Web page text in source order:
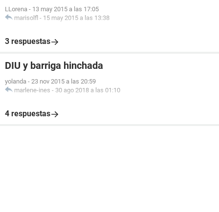
LLorena - 13 may 2015 a las 17:05
marisolfl - 15 may 2015 a las 13:38
3 respuestas
DIU y barriga hinchada
yolanda - 23 nov 2015 a las 20:59
marlene-ines - 30 ago 2018 a las 01:10
4 respuestas